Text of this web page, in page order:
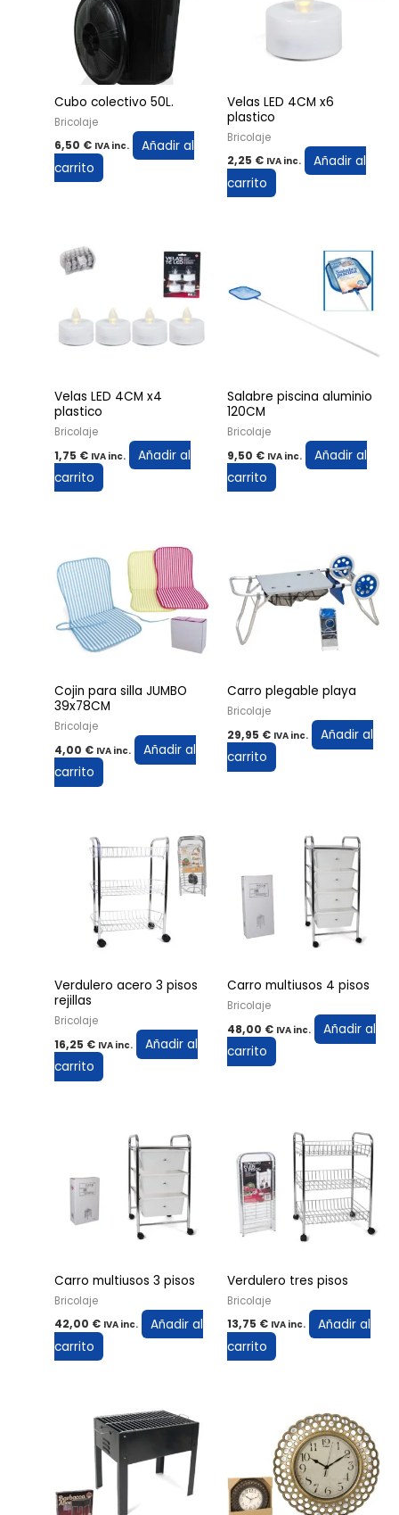
Cubo colectivo 50L.
Bricolaje
6,50 € IVA inc.
Añadir al
carrito
Velas LED 4CM x6
plastico
Bricolaje
2,25 € IVA inc.
Añadir al
carrito
Velas LED 4CM x4
plastico
Bricolaje
1,75 € IVA inc.
Añadir al
carrito
Salabre piscina aluminio
120CM
Bricolaje
9,50 € IVA inc.
Añadir al
carrito
Cojin para silla JUMBO
39x78CM
Bricolaje
4,00 € IVA inc.
Añadir al
carrito
Carro plegable playa
Bricolaje
29,95 € IVA inc.
Añadir al
carrito
Verdulero acero 3 pisos
rejillas
Bricolaje
16,25 € IVA inc.
Añadir al
carrito
Carro multiusos 4 pisos
Bricolaje
48,00 € IVA inc.
Añadir al
carrito
Carro multiusos 3 pisos
Bricolaje
42,00 € IVA inc.
Añadir al
carrito
Verdulero tres pisos
Bricolaje
13,75 € IVA inc.
Añadir al
carrito